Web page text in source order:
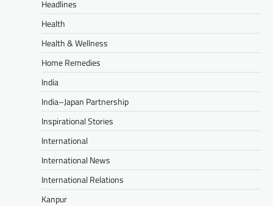
Headlines
Health
Health & Wellness
Home Remedies
India
India–Japan Partnership
Inspirational Stories
International
International News
International Relations
Kanpur